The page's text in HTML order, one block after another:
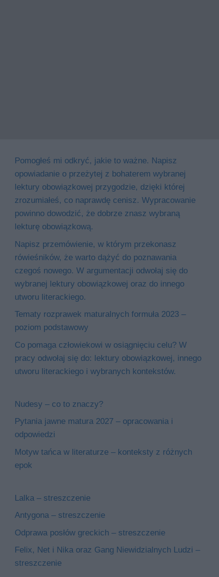
Pomogłeś mi odkryć, jakie to ważne. Napisz
opowiadanie o przeżytej z bohaterem wybranej
lektury obowiązkowej przygodzie, dzięki której
zrozumiałeś, co naprawdę cenisz. Wypracowanie
powinno dowodzić, że dobrze znasz wybraną
lekturę obowiązkową.
Napisz przemówienie, w którym przekonasz
rówieśników, że warto dążyć do poznawania
czegoś nowego. W argumentacji odwołaj się do
wybranej lektury obowiązkowej oraz do innego
utworu literackiego.
Tematy rozprawek maturalnych formuła 2023 –
poziom podstawowy
Co pomaga człowiekowi w osiągnięciu celu? W
pracy odwołaj się do: lektury obowiązkowej, innego
utworu literackiego i wybranych kontekstów.
Nudesy – co to znaczy?
Pytania jawne matura 2027 – opracowania i
odpowiedzi
Motyw tańca w literaturze – konteksty z różnych
epok
Lalka – streszczenie
Antygona – streszczenie
Odprawa posłów greckich – streszczenie
Felix, Net i Nika oraz Gang Niewidzialnych Ludzi –
streszczenie